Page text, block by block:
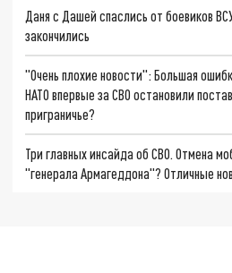
Даня с Дашей спаслись от боевиков
закончились
"Очень плохие новости": Большая
НАТО впервые за СВО остановили
приграничье?
Три главных инсайда об СВО. Отмена
"генерала Армагеддона"? Отличные